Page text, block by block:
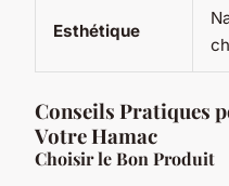
Esthétique
Conseils Pratiques
Votre Hamac
Choisir le Bon Produit